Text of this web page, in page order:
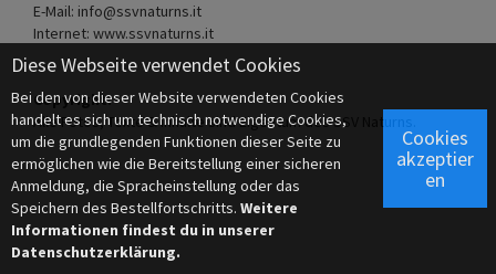
E-Mail: info@ssvnaturns.it
Internet: www.ssvnaturns.it
Copyright:
Alle Fotos, Texte & Inhalte sind Eigentum des SSV Naturns.
Diese Webseite verwendet Cookies
Bei den von dieser Website verwendeten Cookies
handelt es sich um technisch notwendige Cookies,
um die grundlegenden Funktionen dieser Seite zu
ermöglichen wie die Bereitstellung einer sicheren
Anmeldung, die Spracheinstellung oder das
Speichern des Bestellfortschritts. Weitere
Informationen findest du in unserer
Datenschutzerklärung.
Cookies
akzeptier
en